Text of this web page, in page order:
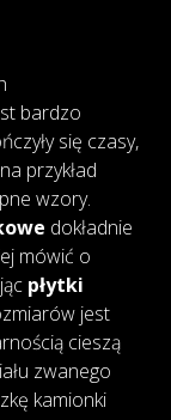
bardzo
się czasy,
przykład
wzory.
dokładnie
mówić o
płytki
jest
cieszą
zwanego
kamionki